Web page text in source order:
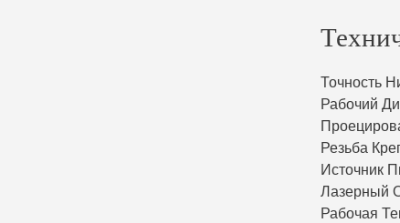
Точность
Рабочий
Резьба
Источник
Лазерный
Рабочая